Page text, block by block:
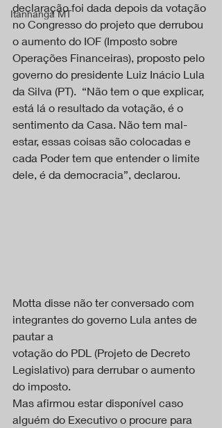
Itanhangá MT
declaração foi dada depois da votação
no Congresso do projeto que derrubou
o aumento do IOF (Imposto sobre
Operações Financeiras), proposto pelo
governo do presidente Luiz Inácio Lula
da Silva (PT).  “Não tem o que explicar,
está lá o resultado da votação, é o
sentimento da Casa. Não tem mal-
estar, essas coisas são colocadas e
cada Poder tem que entender o limite
dele, é da democracia”, declarou.
Motta disse não ter conversado com
integrantes do governo Lula antes de
pautar a
votação do PDL (Projeto de Decreto
Legislativo) para derrubar o aumento
do imposto.
Mas afirmou estar disponível caso
alguém do Executivo o procure para